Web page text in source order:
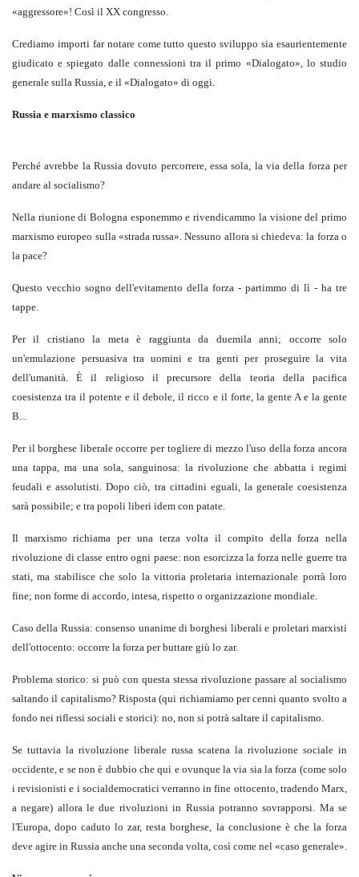
«aggressore»! Così il XX congresso.
Crediamo importi far notare come tutto questo sviluppo sia esaurientemente
giudicato e spiegato dalle connessioni tra il primo «Dialogato», lo studio
generale sulla Russia, e il «Dialogato» di oggi.
Russia e marxismo classico
Perché avrebbe la Russia dovuto percorrere, essa sola, la via della forza per
andare al socialismo?
Nella riunione di Bologna esponemmo e rivendicammo la visione del primo
marxismo europeo sulla «strada russa». Nessuno allora si chiedeva: la forza o
la pace?
Questo vecchio sogno dell'evitamento della forza - partimmo di lì - ha tre
tappe.
Per il cristiano la meta è raggiunta da duemila anni; occorre solo
un'emulazione persuasiva tra uomini e tra genti per proseguire la vita
dell'umanità. È il religioso il precursore della teoria della pacifica
coesistenza tra il potente e il debole, il ricco e il forte, la gente A e la gente
B...
Per il borghese liberale occorre per togliere di mezzo l'uso della forza ancora
una tappa, ma una sola, sanguinosa: la rivoluzione che abbatta i regimi
feudali e assolutisti. Dopo ciò, tra cittadini eguali, la generale coesistenza
sarà possibile; e tra popoli liberi idem con patate.
Il marxismo richiama per una terza volta il compito della forza nella
rivoluzione di classe entro ogni paese: non esorcizza la forza nelle guerre tra
stati, ma stabilisce che solo la vittoria proletaria internazionale porrà loro
fine; non forme di accordo, intesa, rispetto o organizzazione mondiale.
Caso della Russia: consenso unanime di borghesi liberali e proletari marxisti
dell'ottocento: occorre la forza per buttare giù lo zar.
Problema storico: si può con questa stessa rivoluzione passare al socialismo
saltando il capitalismo? Risposta (qui richiamiamo per cenni quanto svolto a
fondo nei riflessi sociali e storici): no, non si potrà saltare il capitalismo.
Se tuttavia la rivoluzione liberale russa scatena la rivoluzione sociale in
occidente, e se non è dubbio che qui e ovunque la via sia la forza (come solo
i revisionisti e i socialdemocratici verranno in fine ottocento, tradendo Marx,
a negare) allora le due rivoluzioni in Russia potranno sovrapporsi. Ma se
l'Europa, dopo caduto lo zar, resta borghese, la conclusione è che la forza
deve agire in Russia anche una seconda volta, così come nel «caso generale».